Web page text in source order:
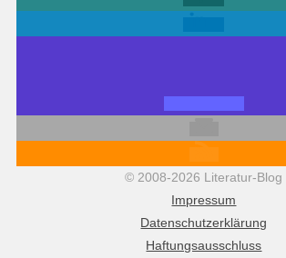
© 2008-2026 Literatur-Blog
Impressum
Datenschutzerklärung
Haftungsausschluss